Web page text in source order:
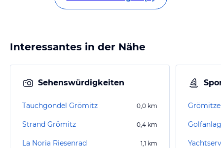
Interessantes in der Nähe
Sehenswürdigkeiten
Tauchgondel Grömitz 0,0 km
Strand Grömitz 0,4 km
La Noria Riesenrad 1,1 km